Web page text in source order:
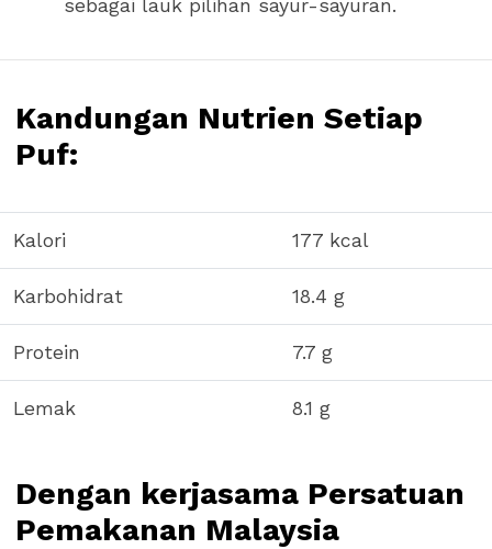
sebagai lauk pilihan sayur-sayuran.
Kandungan Nutrien Setiap
Puf:
Kalori 177 kcal
Karbohidrat 18.4 g
Protein 7.7 g
Lemak 8.1 g
Dengan kerjasama Persatuan
Pemakanan Malaysia